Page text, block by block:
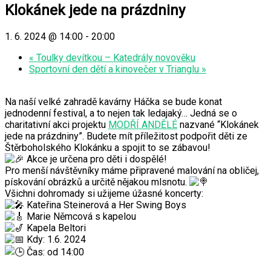
Klokánek jede na prázdniny
1. 6. 2024 @ 14:00 - 20:00
« Toulky devítkou – Katedrály novověku
Sportovní den dětí a kinovečer v Trianglu »
Na naší velké zahradě kavárny Háčka se bude konat
jednodenní festival, a to nejen tak ledajaký… Jedná se o
charitativní akci projektu MODŘÍ ANDĚLÉ nazvané “Klokánek
jede na prázdniny”. Budete mít příležitost podpořit děti ze
Štěrboholského Klokánku a spojit to se zábavou!
Akce je určena pro děti i dospělé!
Pro menší návštěvníky máme připravené malování na obličej,
pískování obrázků a určitě nějakou mlsnotu.
Všichni dohromady si užijeme úžasné koncerty:
Kateřina Steinerová a Her Swing Boys
Marie Němcová s kapelou
Kapela Beltori
Kdy: 1.6. 2024
Čas: od 14:00